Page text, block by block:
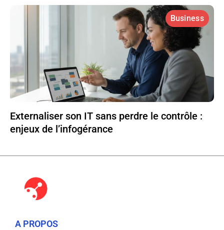
Business
Externaliser son IT sans perdre le contrôle :
enjeux de l’infogérance
A PROPOS